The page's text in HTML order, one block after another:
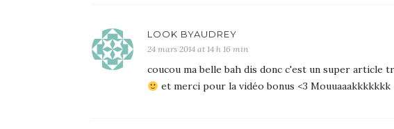
LOOK BYAUDREY
24 mars 2014 at 14 h 16 min
coucou ma belle bah dis donc c'est un super article
et merci pour la vidéo bonus <3 Mouuaaakkkkkkk